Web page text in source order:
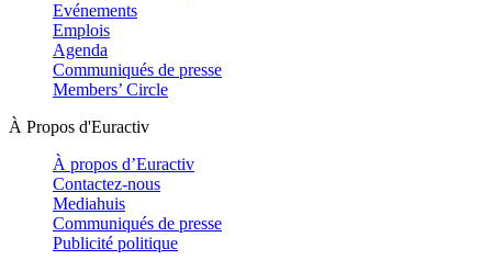
Evénements
Emplois
Agenda
Communiqués de presse
Members’ Circle
À Propos d'Euractiv
À propos d’Euractiv
Contactez-nous
Mediahuis
Communiqués de presse
Publicité politique